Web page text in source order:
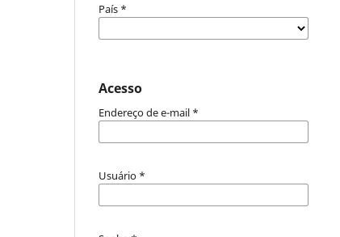
País *
Acesso
Endereço de e-mail *
Usuário *